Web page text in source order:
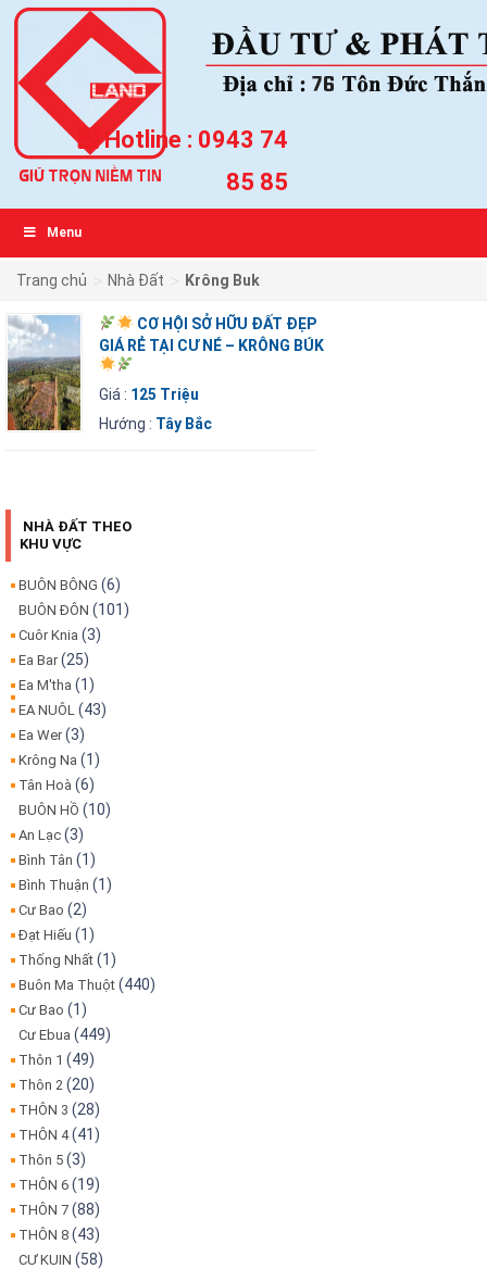
Hotline : 0943 74
85 85
Menu
Trang chủ Nhà Đất Krông Buk
CƠ HỘI SỞ HỮU ĐẤT ĐẸP
GIÁ RẺ TẠI CƯ NÉ – KRÔNG BÚK
Giá : 125 Triệu
Hướng : Tây Bắc
NHÀ ĐẤT THEO
KHU VỰC
BUÔN BÔNG (6)
BUÔN ĐÔN (101)
Cuôr Knia (3)
Ea Bar(25)
Ea M'tha (1)
EA NUÔL (43)
Ea Wer(3)
Krông Na (1)
Tân Hoà (6)
BUÔN HỒ (10)
An Lạc (3)
Bình Tân (1)
Bình Thuận (1)
Cư Bao (2)
Đạt Hiếu (1)
Thống Nhất (1)
Buôn Ma Thuột (440)
Cư Bao (1)
Cư Ebua (449)
Thôn 1 (49)
Thôn 2 (20)
THÔN 3 (28)
THÔN 4(41)
Thôn 5 (3)
THÔN 6 (19)
THÔN 7 (88)
THÔN 8 (43)
CƯ KUIN (58)